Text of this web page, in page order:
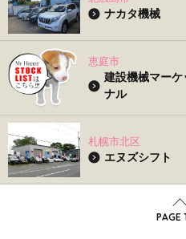
ナカタ機械
恵庭市
建設機械マー
ナル
札幌市北区
エヌズシフト
PAGE